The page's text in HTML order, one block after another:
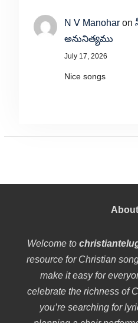
N V Manoharon
అనునిత్యము
July 17, 2026
Nice songs
Welcome to
resource for Christian
make it easy for
celebrate the richness of
you’re searching for